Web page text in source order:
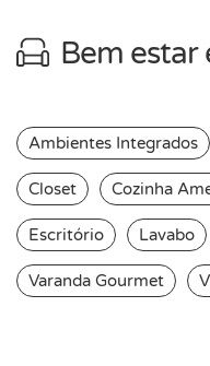
Bem
Ambientes Integrados
Closet Cozinha
Escritório Lavabo
Varanda Gourmet